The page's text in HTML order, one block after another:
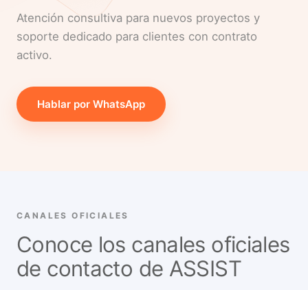
Atención consultiva para nuevos proyectos y
soporte dedicado para clientes con contrato
activo.
Hablar por WhatsApp
CANALES OFICIALES
Conoce los canales oficiales
de contacto de ASSIST